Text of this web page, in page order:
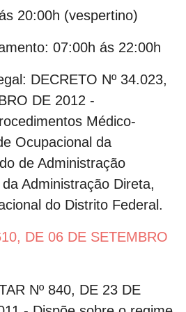
20:00h (vespertino)
07:00h ás 22:00h
DECRETO Nº 34.023,
DE 2012 -
Médico-
Ocupacional da
de Administração
Administração Direta,
do Distrito Federal.
DE 06 DE SETEMBRO
Nº 840, DE 23 DE